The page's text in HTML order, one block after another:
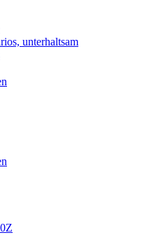
unterhaltsam